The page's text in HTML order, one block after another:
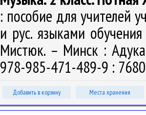
: пособие для учителей
и рус. языками
Мистюк. – Минск :
978-985-471-489-9 :
Добавить в корзину Места хранения